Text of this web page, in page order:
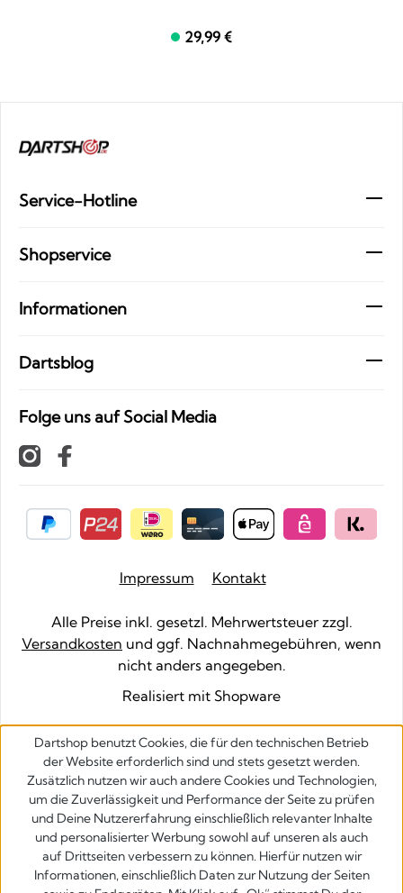
29,99 €
Service-Hotline
Shopservice
Informationen
Dartsblog
Folge uns auf Social Media
Impressum Kontakt
Alle Preise inkl. gesetzl. Mehrwertsteuer zzgl.
Versandkosten und ggf. Nachnahmegebühren, wenn
nicht anders angegeben.
Realisiert mit Shopware
Dartshop benutzt Cookies, die für den technischen Betrieb
der Website erforderlich sind und stets gesetzt werden.
Zusätzlich nutzen wir auch andere Cookies und Technologien,
um die Zuverlässigkeit und Performance der Seite zu prüfen
und Deine Nutzererfahrung einschließlich relevanter Inhalte
und personalisierter Werbung sowohl auf unseren als auch
auf Drittseiten verbessern zu können. Hierfür nutzen wir
Informationen, einschließlich Daten zur Nutzung der Seiten